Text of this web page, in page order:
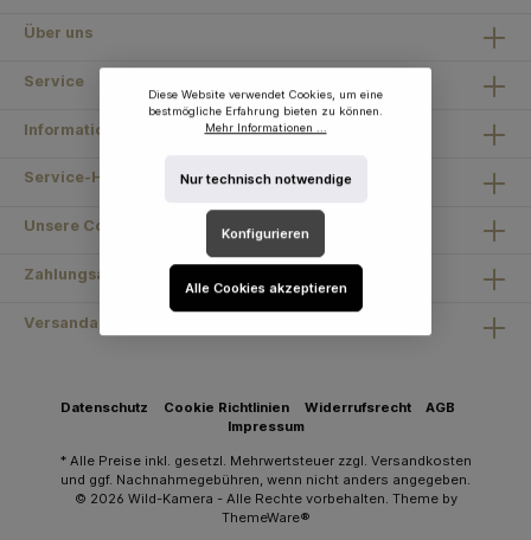
Über uns
Service
Information
Service-Hotline
Unsere Communities
Zahlungsarten
Versandarten
Datenschutz Cookie Richtlinien Widerrufsrecht
AGB
Impressum
* Alle Preise inkl. gesetzl. Mehrwertsteuer zzgl. Versandkosten
und ggf. Nachnahmegebühren, wenn nicht anders angegeben.
© 2026 Wild-Kamera - Alle Rechte vorbehalten. Theme by
ThemeWare®
Diese Website verwendet Cookies, um eine
bestmögliche Erfahrung bieten zu können.
Mehr Informationen ...
Nur technisch notwendige
Konfigurieren
Alle Cookies akzeptieren